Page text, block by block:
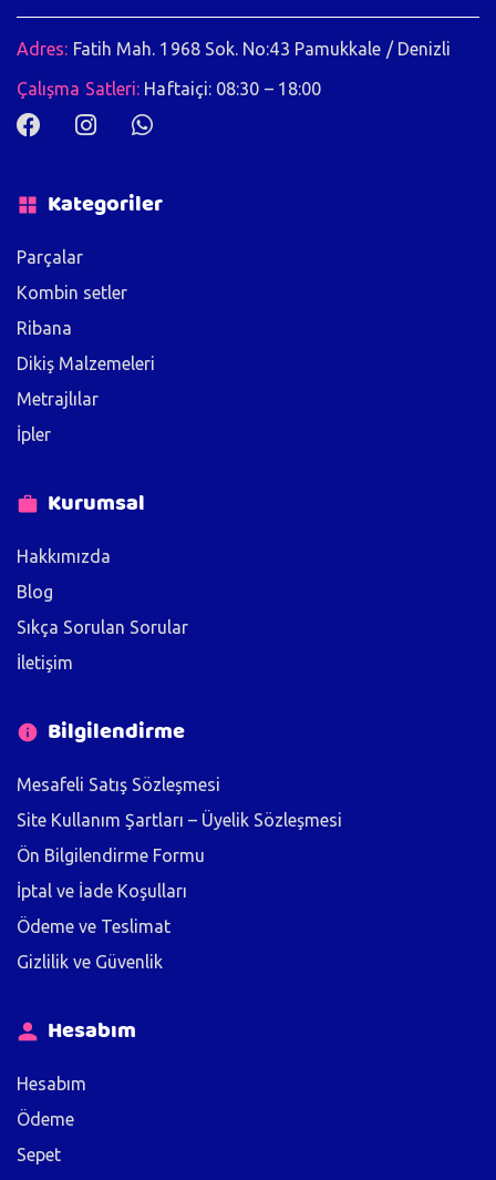
Adres: Fatih Mah. 1968 Sok. No:43 Pamukkale / Denizli
Çalışma Satleri: Haftaiçi: 08:30 – 18:00
Kategoriler
Parçalar
Kombin setler
Ribana
Dikiş Malzemeleri
Metrajlılar
İpler
Kurumsal
Hakkımızda
Blog
Sıkça Sorulan Sorular
İletişim
Bilgilendirme
Mesafeli Satış Sözleşmesi
Site Kullanım Şartları – Üyelik Sözleşmesi
Ön Bilgilendirme Formu
İptal ve İade Koşulları
Ödeme ve Teslimat
Gizlilik ve Güvenlik
Hesabım
Hesabım
Ödeme
Sepet